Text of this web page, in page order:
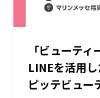
「ビューテ
LINEを活用
ピッテビュー